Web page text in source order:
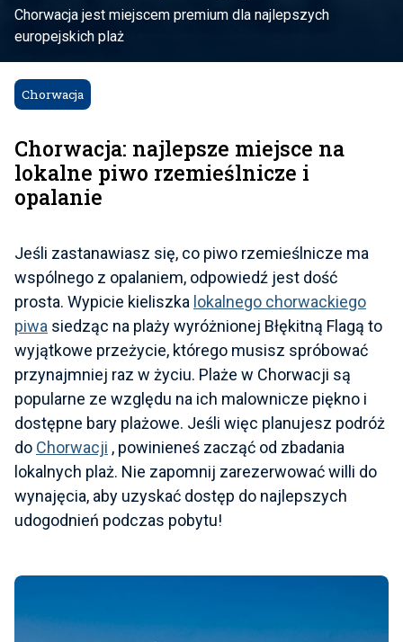
Chorwacja jest miejscem premium dla najlepszych
europejskich plaż
Chorwacja
Chorwacja: najlepsze miejsce na
lokalne piwo rzemieślnicze i
opalanie
Jeśli zastanawiasz się, co piwo rzemieślnicze ma
wspólnego z opalaniem, odpowiedź jest dość
prosta. Wypicie kieliszka lokalnego chorwackiego
piwa siedząc na plaży wyróżnionej Błękitną Flagą to
wyjątkowe przeżycie, którego musisz spróbować
przynajmniej raz w życiu. Plaże w Chorwacji są
popularne ze względu na ich malownicze piękno i
dostępne bary plażowe. Jeśli więc planujesz podróż
do Chorwacji , powinieneś zacząć od zbadania
lokalnych plaż. Nie zapomnij zarezerwować willi do
wynajęcia, aby uzyskać dostęp do najlepszych
udogodnień podczas pobytu!